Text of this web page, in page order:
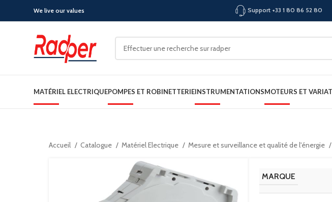
We live our values Support +33 1 80 86 52 80
MATÉRIEL ELECTRIQUEPOMPES ET ROBINETTERIEINSTRUMENTATIONSMOTEURS ET
Accueil Catalogue Matériel Electrique Mesure et surveillance et qualité de l'énergie
MARQUE